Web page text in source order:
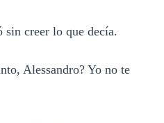
creer lo que decía.
Alessandro? Yo no te